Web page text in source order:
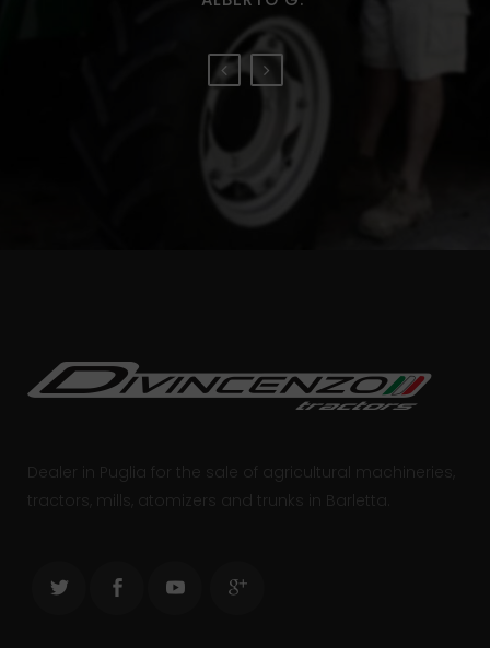
Dealer in Puglia for the sale of agricultural machineries,
tractors, mills, atomizers and trunks in Barletta.